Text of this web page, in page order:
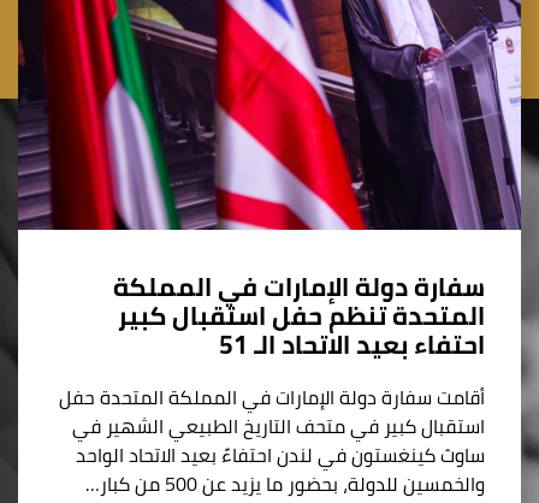
سفارة دولة الإمارات في المملكة
المتحدة تنظم حفل استقبال كبير
احتفاء بعيد الاتحاد الـ 51
أقامت سفارة دولة الإمارات في المملكة المتحدة حفل
استقبال كبير في متحف التاريخ الطبيعي الشهير في
ساوث كينغستون في لندن احتفاءً بعيد الاتحاد الواحد
والخمسين للدولة، بحضور ما يزيد عن 500 من كبار…